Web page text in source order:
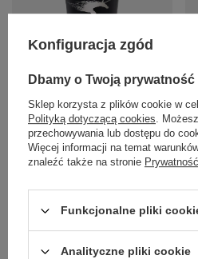
Dr.Bacty Apollo 227 ml - Miasto
89,42 zł / szt.
+ Dodaj do porównania +
Konfiguracja zgód
Dbamy o Twoją prywatność
Sklep korzysta z plików cookie w
Polityką dotyczącą cookies.
przechowywania lub dostępu do
Więcej informacji na temat
znaleźć także na stronie
Funkcjonalne pliki
Analityczne pliki cookie